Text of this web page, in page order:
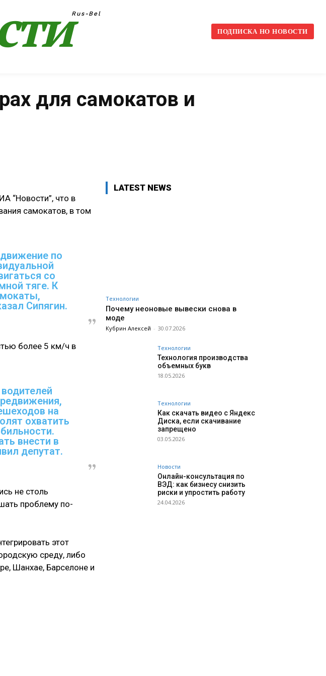
Rus-Bel
ПОДПИСКА НО НОВОСТИ
для самокатов и
“Новости”, что в
самокатов, в том
по
со
тяге. К
Сипягин.
более 5 км/ч в
на
охватить
внести в
депутат.
не столь
проблему по-
этот
среду, либо
Шанхае, Барселоне и
LATEST NEWS
Технологии
Почему неоновые вывески снова в
моде
Кубрин Алексей - 30.07.2026
Технологии
Технология производства
объемных букв
18.05.2026
Технологии
Как скачать видео с Яндекс
Диска, если скачивание
запрещено
03.05.2026
Новости
Онлайн-консультация по
ВЭД: как бизнесу снизить
риски и упростить работу
24.04.2026